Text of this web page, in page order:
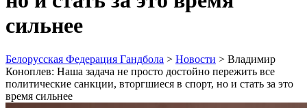
сильнее
Белорусская Федерация Гандбола > Новости > Владимир
Коноплев: Наша задача не просто достойно пережить все
политические санкции, вторгшиеся в спорт, но и стать за это
время сильнее